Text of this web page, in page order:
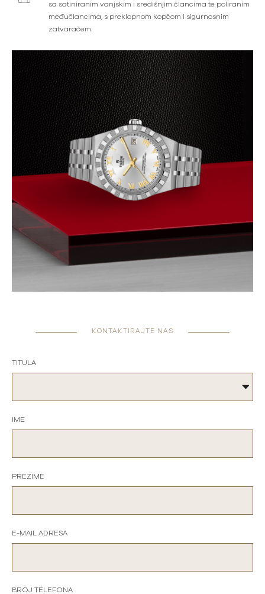
sa satiniranim vanjskim i središnjim člancima te poliranim
međučlancima, s preklopnom kopčom i sigurnosnim
zatvaračem
KONTAKTIRAJTE NAS
TITULA
IME
PREZIME
E-MAIL ADRESA
BROJ TELEFONA